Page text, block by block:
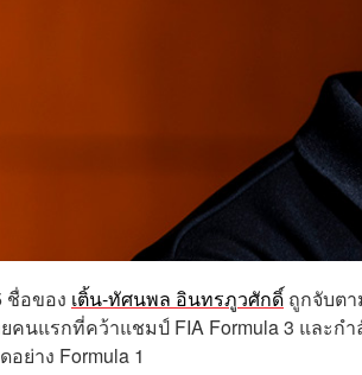
ชื่อของ เติ้น-ทัศนพล อินทรภูวศักดิ์ ถูกจับต
คนแรกที่คว้าแชมป์ FIA Formula 3 และก
ย่าง Formula 1